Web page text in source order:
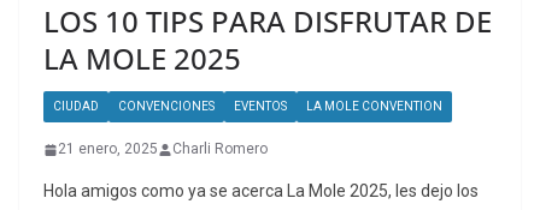
LOS 10 TIPS PARA DISFRUTAR DE
LA MOLE 2025
CIUDAD CONVENCIONES EVENTOS LA MOLE CONVENTION
21 enero, 2025 Charli Romero
Hola amigos como ya se acerca La Mole 2025, les dejo los